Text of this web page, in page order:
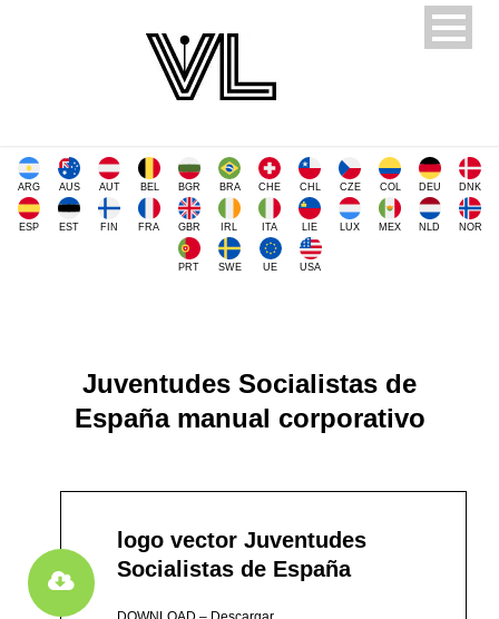
ARG AUS AUT BEL BGR BRA CHE CHL CZE COL DEU DNK
ESP EST FIN FRA GBR IRL ITA LIE LUX MEX NLD NOR
PRT SWE UE USA
Juventudes Socialistas de
España manual corporativo
logo vector Juventudes
Socialistas de España